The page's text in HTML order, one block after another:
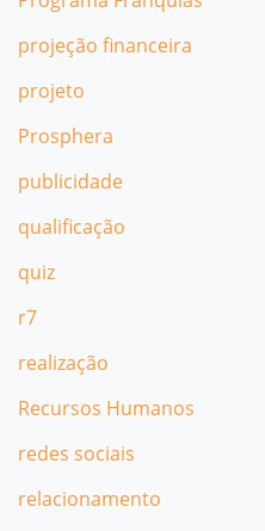
projeção financeira
projeto
Prosphera
publicidade
qualificação
quiz
r7
realização
Recursos Humanos
redes sociais
relacionamento